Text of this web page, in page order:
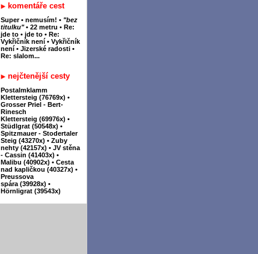
komentáře cest
Super • nemusím! • "bez
titulku" • 22 metru • Re:
jde to • jde to • Re:
Vykřičník není • Vykřičník
není • Jizerské radosti •
Re: slalom...
nejčtenější cesty
Postalmklamm
Klettersteig (76769x) •
Grosser Priel - Bert-
Rinesch
Klettersteig (69976x) •
Stüdlgrat (50548x) •
Spitzmauer - Stodertaler
Steig (43270x) • Zuby
nehty (42157x) • JV stěna
- Cassin (41403x) •
Malibu (40902x) • Cesta
nad kapličkou (40327x) •
Preussova
spára (39928x) •
Hörnligrat (39543x)